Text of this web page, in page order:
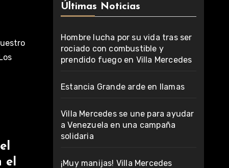
el
Últimas Noticias
Hombre lucha por su vida tras ser
rociado con combustible y
prendido fuego en Villa Mercedes
Estancia Grande arde en llamas
Villa Mercedes se une para ayudar
a Venezuela en una campaña
solidaria
¡Muy manijas! Villa Mercedes